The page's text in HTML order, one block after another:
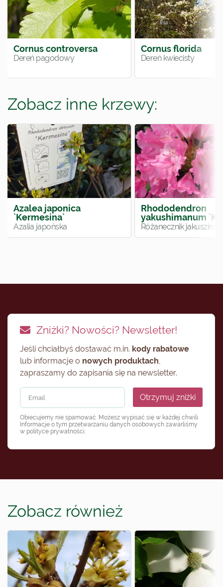
Cornus controversa
Dereń pagodowy
Cornus florida
Dereń kwiecisty
Zobacz inne krzewy:
Azalea japonica
`Kermesina`
Azalia japońska
Rhododendron
yakushimanum
Różanecznik
Zniżki? Nowości? Newsletter!
Jeśli chciałbyś dostawać m.in. kody rabatowe
lub informacje o nowych produktach
zapraszamy do zapisania się na newsletter.
Otrzymuj zniżki
Obiecujemy nie spamować. Możesz wypisać się w każdej chwili.
Informacje o tym przetwarzaniu danych osobowych zawarliśmy
w polityce prywatności
Zobacz również